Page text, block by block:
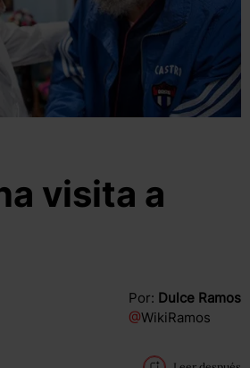
visita a
Por: Dulce Ramos
@WikiRamos